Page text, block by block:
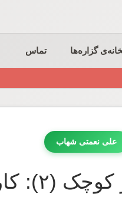
گزاره‌ها تماس
علی نعمتی شهاب
کیست؟